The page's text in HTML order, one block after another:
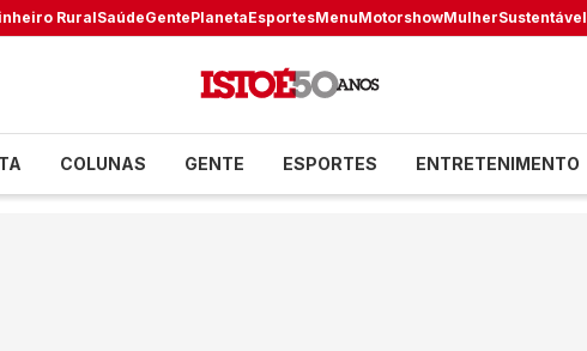
RuralSaúdeGentePlanetaEsportesMenuMotorshowMulherSustentável
COLUNAS GENTE ESPORTES ENTRETENIMENTO